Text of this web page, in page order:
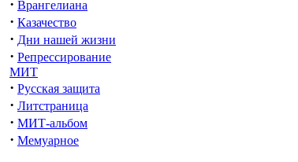
· Врангелиана
· Казачество
· Дни нашей жизни
· Репрессирование
МИТ
· Русская защита
· Литстраница
· МИТ-альбом
· Мемуарное